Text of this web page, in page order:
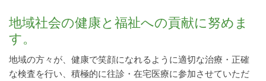
地域社会の健康と福祉への貢献に努めま
す。
地域の方々が、健康で笑顔になれるように適切な治療・正確
な検査を行い、積極的に往診・在宅医療に参加させていただ